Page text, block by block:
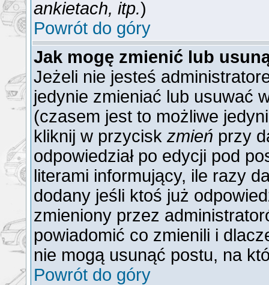
ankietach, itp.)
Powrót do góry
Jak mogę zmienić lub
Jeżeli nie jesteś
jedynie zmieniać lub usuwać
(czasem jest to możliwe
kliknij w przycisk zmień przy
odpowiedział po edycji pod
literami informujący, ile razy
dodany jeśli ktoś już
zmieniony przez
powiadomić co zmienili i
nie mogą usunąć postu, na
Powrót do góry